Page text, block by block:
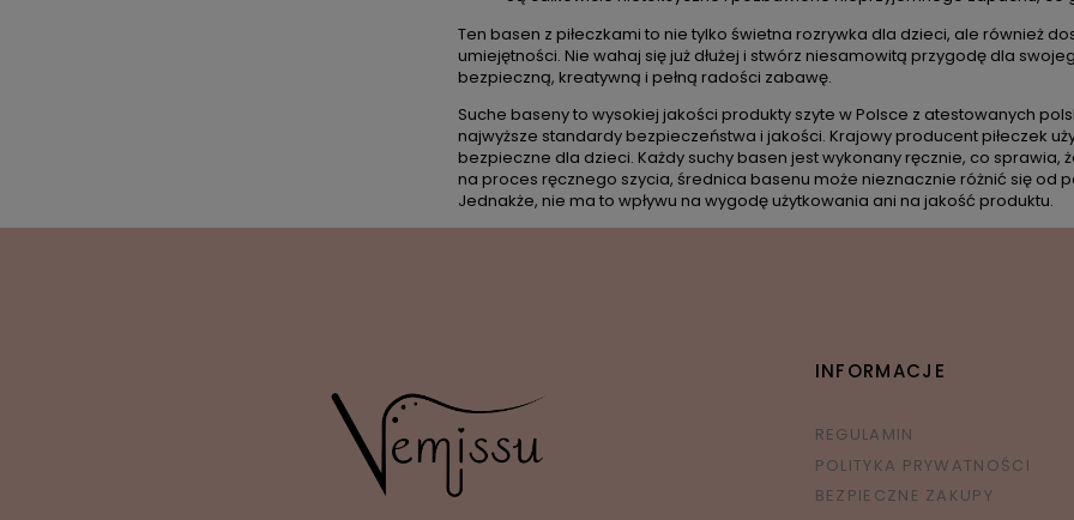
Ten basen z piłeczkami to nie tylko świetna rozrywka dla dzieci, ale również
umiejętności. Nie wahaj się już dłużej i stwórz niesamowitą przygodę dla
bezpieczną, kreatywną i pełną radości zabawę.
Suche baseny to wysokiej jakości produkty szyte w Polsce z atestowanych
najwyższe standardy bezpieczeństwa i jakości. Krajowy producent piłeczek
bezpieczne dla dzieci. Każdy suchy basen jest wykonany ręcznie, co sprawia,
na proces ręcznego szycia, średnica basenu może nieznacznie różnić się od
Jednakże, nie ma to wpływu na wygodę użytkowania ani na jakość produktu.
INFORMACJE
REGULAMIN
POLITYKA PRYWATNOŚCI
BEZPIECZNE ZAKUPY